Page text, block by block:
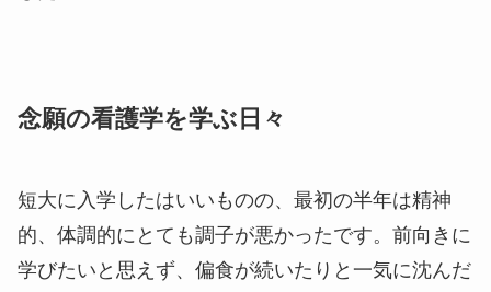
念願の看護学を学ぶ日々
短大に入学したはいいものの、最初の半年は精神
的、体調的にとても調子が悪かったです。前向きに
学びたいと思えず、偏食が続いたりと一気に沈んだ